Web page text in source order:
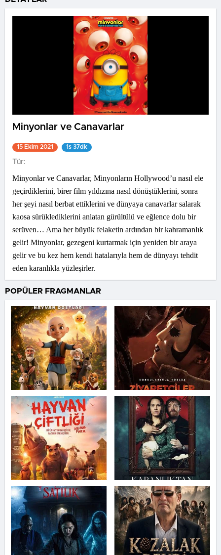
Minyonlar ve Canavarlar
15 Ekim 2021 1s 37dk
Tür:
Minyonlar ve Canavarlar, Minyonların Hollywood’u nasıl ele
geçirdiklerini, birer film yıldızına nasıl dönüştüklerini, sonra
her şeyi nasıl berbat ettiklerini ve dünyaya canavarlar salarak
kaosa sürüklediklerini anlatan gürültülü ve eğlence dolu bir
serüven… Ama her büyük felaketin ardından bir kahramanlık
gelir! Minyonlar, gezegeni kurtarmak için yeniden bir araya
gelir ve bu kez hem kendi hatalarıyla hem de dünyayı tehdit
eden karanlıkla yüzleşirler.
POPÜLER FRAGMANLAR